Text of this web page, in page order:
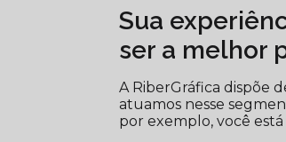
Sua
ser a melhor
A RiberGráfica dispõe
atuamos nesse
por exemplo, você